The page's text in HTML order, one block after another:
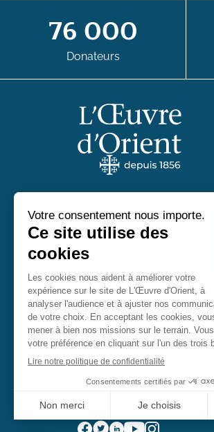
76 000
Donateurs
Au service des chrétiens
01 45 48 54 46
Contactez-nous